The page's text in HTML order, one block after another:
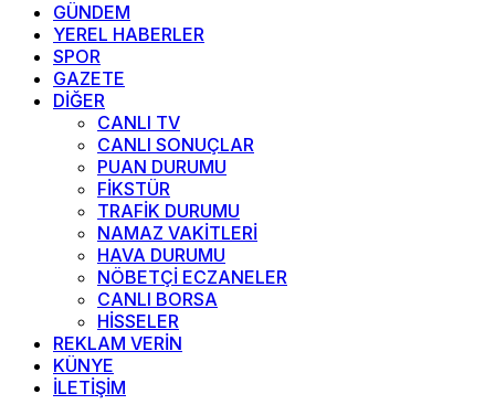
GÜNDEM
YEREL HABERLER
SPOR
GAZETE
DİĞER
CANLI TV
CANLI SONUÇLAR
PUAN DURUMU
FİKSTÜR
TRAFİK DURUMU
NAMAZ VAKİTLERİ
HAVA DURUMU
NÖBETÇİ ECZANELER
CANLI BORSA
HİSSELER
REKLAM VERİN
KÜNYE
İLETİŞİM